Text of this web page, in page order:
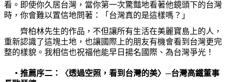
看。即使你久居台灣，當你第一次驚豔地看著他鏡頭下的台灣
時，你會難以置信地問著：「台灣真的是這樣嗎？」
齊柏林先生的作品，不但讓所有生活在美麗寶島上的人，
重新認識了這塊土地，也讓國際上的朋友有機會看到台灣更完
整的樣貌。我相信也祝福他能早日揚名國際、為台灣爭光！
‧推薦序二：〈透過空照，看到台灣的美〉─台灣高鐵董事